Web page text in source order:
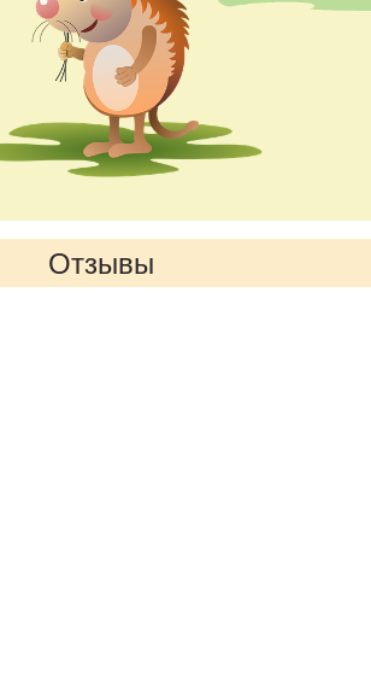
Отзывы